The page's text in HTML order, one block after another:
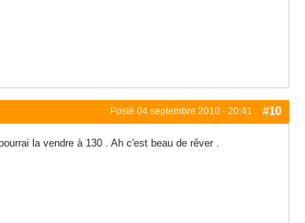
Posté 04 septembre 2010 - 20:41 #10
la vendre à 130 . Ah c'est beau de rêver .